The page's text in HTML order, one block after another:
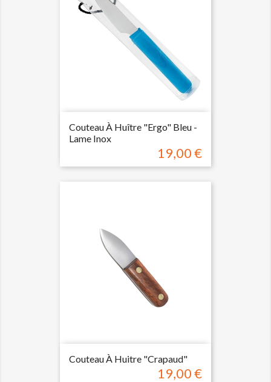
Couteau À Huître "Ergo" Bleu -
Lame Inox
Prix
19,00 €
Couteau À Huitre "Crapaud"
Prix
19,00 €